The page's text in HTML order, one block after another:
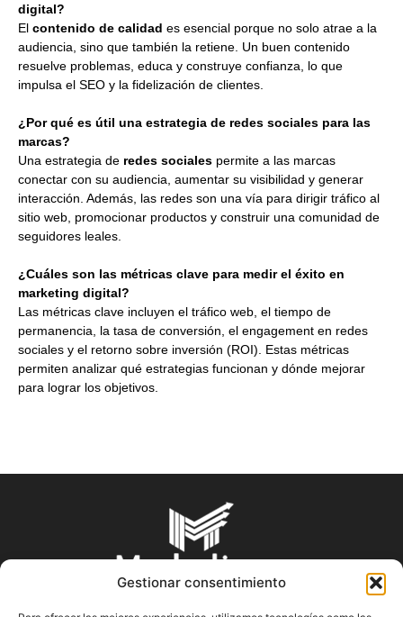
Gestionar consentimiento
digital?
El contenido de calidad es esencial porque no solo atrae a la
audiencia, sino que también la retiene. Un buen contenido
resuelve problemas, educa y construye confianza, lo que
impulsa el SEO y la fidelización de clientes.
¿Por qué es útil una estrategia de redes sociales para las
marcas?
Una estrategia de redes sociales permite a las marcas
conectar con su audiencia, aumentar su visibilidad y generar
interacción. Además, las redes son una vía para dirigir tráfico al
sitio web, promocionar productos y construir una comunidad de
seguidores leales.
¿Cuáles son las métricas clave para medir el éxito en
marketing digital?
Las métricas clave incluyen el tráfico web, el tiempo de
permanencia, la tasa de conversión, el engagement en redes
sociales y el retorno sobre inversión (ROI). Estas métricas
permiten analizar qué estrategias funcionan y dónde mejorar
para lograr los objetivos.